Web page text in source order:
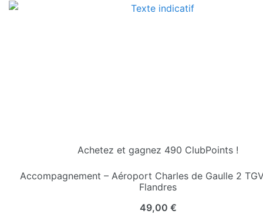
Achetez et gagnez 490 ClubPoints !
Accompagnement – Aéroport Charles de Gaulle 2
Flandres
49,00 €